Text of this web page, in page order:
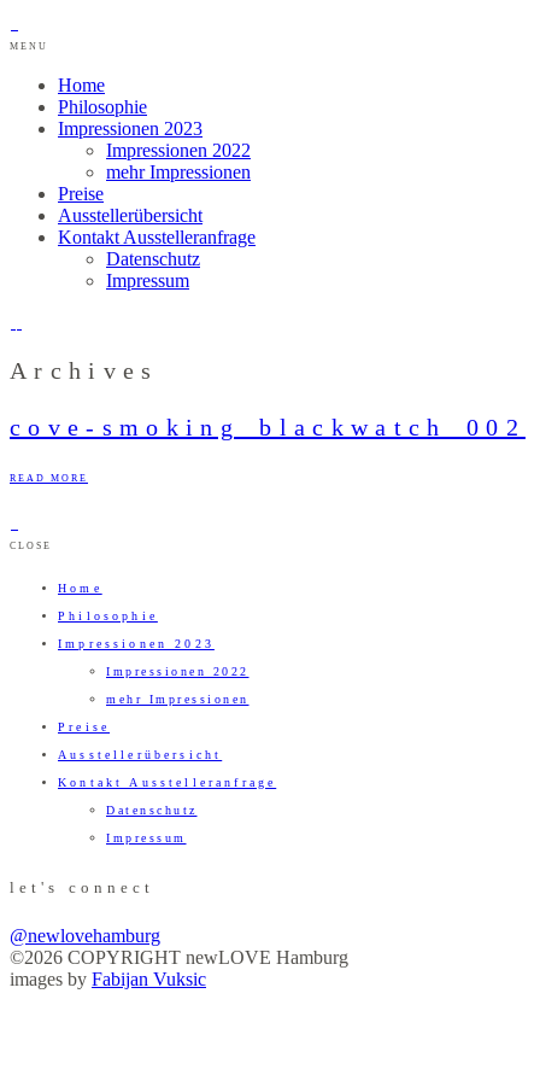
MENU
Home
Philosophie
Impressionen 2023
Impressionen 2022
mehr Impressionen
Preise
Ausstellerübersicht
Kontakt Ausstelleranfrage
Datenschutz
Impressum
Archives
cove-smoking_blackwatch_002
READ MORE
CLOSE
Home
Philosophie
Impressionen 2023
Impressionen 2022
mehr Impressionen
Preise
Ausstellerübersicht
Kontakt Ausstelleranfrage
Datenschutz
Impressum
let's connect
@newlovehamburg
©2026 COPYRIGHT newLOVE Hamburg
images by Fabijan Vuksic